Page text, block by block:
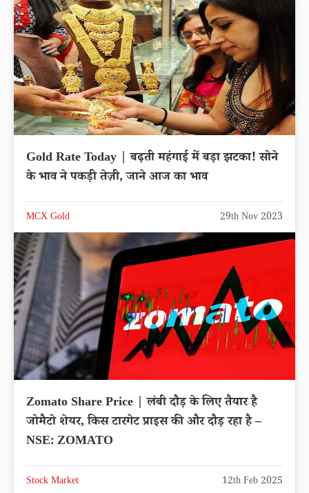
Gold Rate Today | बढ़ती महंगाई में बड़ा झटका! सोने
के भाव ने पकड़ी तेज़ी, जाने आज का भाव
MCX Gold 29th Nov 2023
Zomato Share Price | लंबी दौड़ के लिए तैयार है
जोमैटो शेयर, किस टारगेट प्राइस की और दौड़ रहा है –
NSE: ZOMATO
Stock Market 12th Feb 2025